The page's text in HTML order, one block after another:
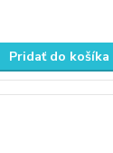
Pridať do košíka